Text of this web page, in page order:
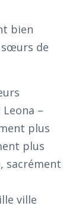
bien
sœurs de
–
plus
plus
sacrément
ville